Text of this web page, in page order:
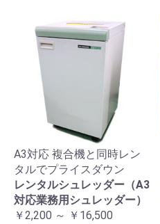
A3対応 複合機と同時レン
タルでプライスダウン
レンタルシュレッダー（A3
対応業務用シュレッダー）
￥2,200 ～ ￥16,500